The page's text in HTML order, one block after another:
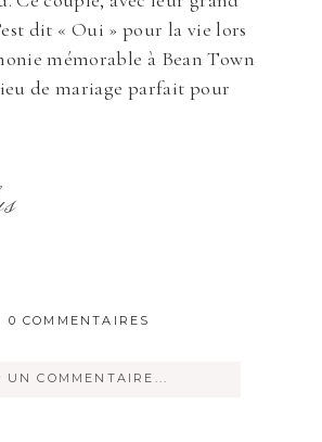
dit « Oui » pour la vie lors
mémorable à Bean Town
de mariage parfait pour
0 COMMENTAIRES
UN COMMENTAIRE...